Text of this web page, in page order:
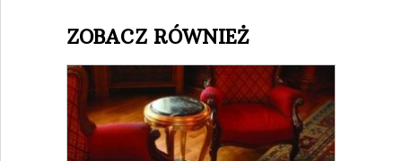
ZOBACZ RÓWNIEŻ